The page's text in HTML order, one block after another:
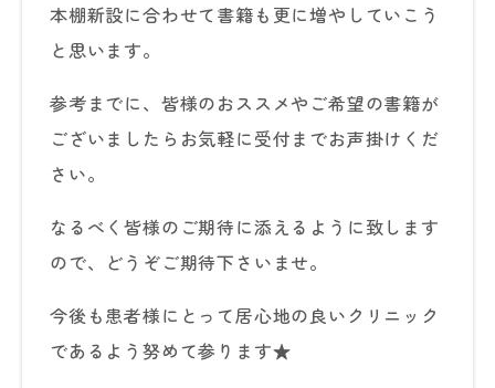
本棚新設に合わせて書籍も更に増やしていこう
と思います。
参考までに、皆様のおススメやご希望の書籍が
ございましたらお気軽に受付までお声掛けくだ
さい。
なるべく皆様のご期待に添えるように致します
ので、どうぞご期待下さいませ。
今後も患者様にとって居心地の良いクリニック
であるよう努めて参ります★